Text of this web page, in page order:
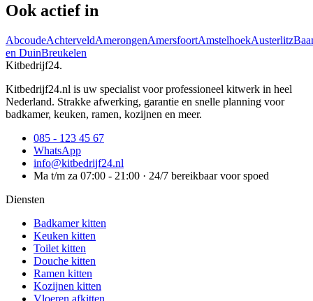
Ook actief in
AbcoudeAchterveldAmerongenAmersfoortAmstelhoekAusterlitz
en DuinBreukelen
Kitbedrijf24.
Kitbedrijf24.nl is uw specialist voor professioneel kitwerk in heel
Nederland. Strakke afwerking, garantie en snelle planning voor
badkamer, keuken, ramen, kozijnen en meer.
085 - 123 45 67
WhatsApp
info@kitbedrijf24.nl
Ma t/m za 07:00 - 21:00 · 24/7 bereikbaar voor spoed
Diensten
Badkamer kitten
Keuken kitten
Toilet kitten
Douche kitten
Ramen kitten
Kozijnen kitten
Vloeren afkitten